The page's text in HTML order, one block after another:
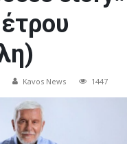
Kavos News 1447